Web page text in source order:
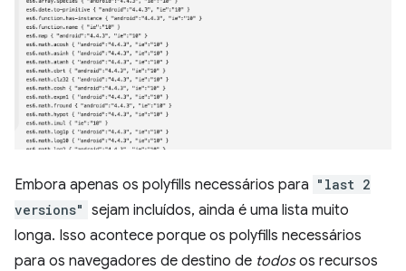
Embora apenas os polyfills necessários para "last 2
versions" sejam incluídos, ainda é uma lista muito
longa. Isso acontece porque os polyfills necessários
para os navegadores de destino de todosos recursos